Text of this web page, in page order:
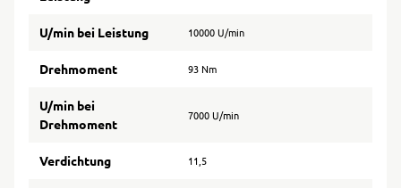
U/min bei Leistung 10000 U/min
Drehmoment 93 Nm
U/min bei
Drehmoment
7000 U/min
Verdichtung 11,5